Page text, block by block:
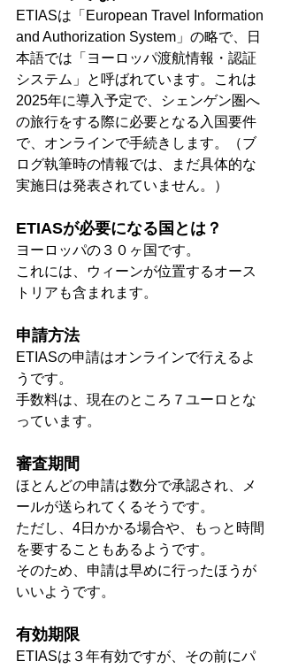
ETIASは「European Travel Information
and Authorization System」の略で、日
本語では「ヨーロッパ渡航情報・認証
システム」と呼ばれています。これは
2025年に導入予定で、シェンゲン圏へ
の旅行をする際に必要となる入国要件
で、オンラインで手続きします。（ブ
ログ執筆時の情報では、まだ具体的な
実施日は発表されていません。）
ETIASが必要になる国とは？
ヨーロッパの３０ヶ国です。
これには、ウィーンが位置するオース
トリアも含まれます。
申請方法
ETIASの申請はオンラインで行えるよ
うです。
手数料は、現在のところ７ユーロとな
っています。
審査期間
ほとんどの申請は数分で承認され、メ
ールが送られてくるそうです。
ただし、4日かかる場合や、もっと時間
を要することもあるようです。
そのため、申請は早めに行ったほうが
いいようです。
有効期限
ETIASは３年有効ですが、その前にパ